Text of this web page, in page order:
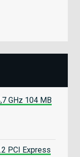
GHz 104 MB
PCI Express